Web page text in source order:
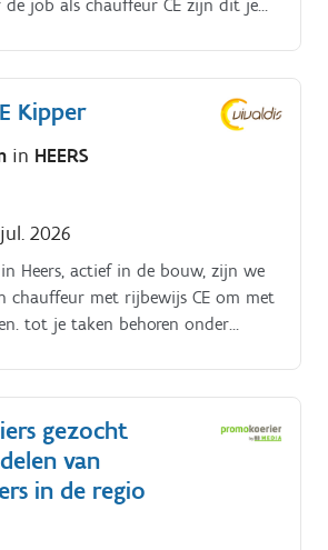
de job als chauffeur CE zijn dit je
Kipper
in HEERS
2026
Heers, actief in de bouw, zijn we
chauffeur met rijbewijs CE om met
tot je taken behoren onder
vrijdag en af en toe eens op een
gezocht
van
in de regio